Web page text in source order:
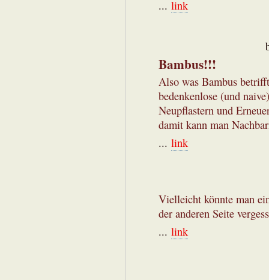
... link
Bambus!!!
Also was Bambus
bedenkenlose (und
Neupflastern und
damit kann man
... link
Vielleicht könnte man
der anderen Seite
... link